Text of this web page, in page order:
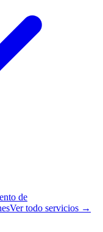
de
Ver todo servicios →